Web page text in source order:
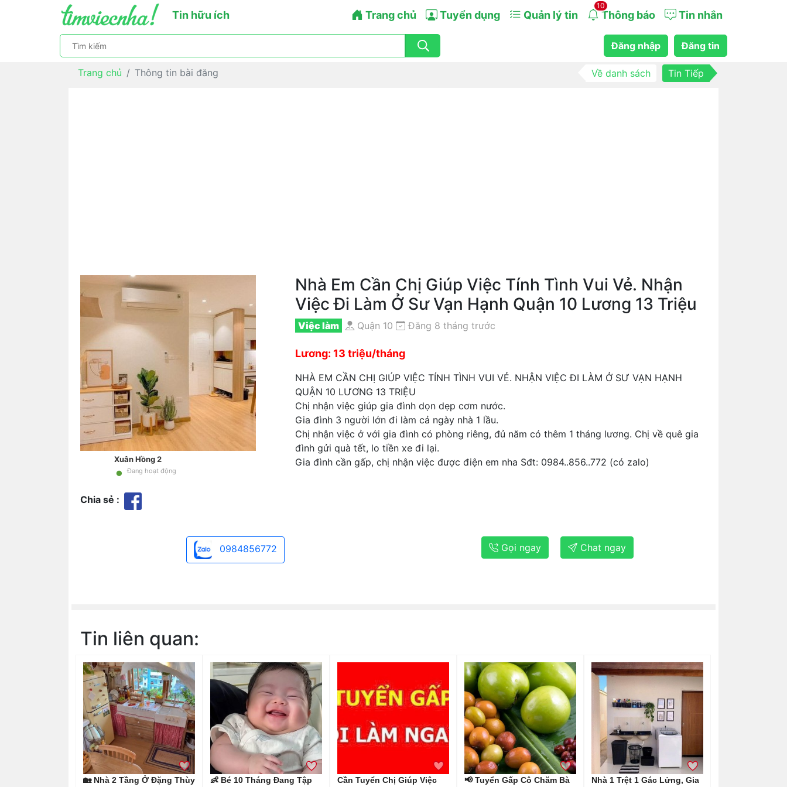
Tin hữu ích Trang chủ Tuyển dụng Quản lý tin
10
Thông báo Tin nhắn
Đăng nhập Đăng tin
Trang chủ Thông tin bài đăng Về danh sách Tin Tiếp
Xuân Hồng 2
• Đang hoạt động
Chia sẻ :
Nhà Em Cần Chị Giúp Việc Tính Tình Vui Vẻ. Nhận
Việc Đi Làm Ở Sư Vạn Hạnh Quận 10 Lương 13 Triệu
Việc làm Quận 10 Đăng 8 tháng trước
Lương: 13 triệu/tháng
NHÀ EM CẦN CHỊ GIÚP VIỆC TÍNH TÌNH VUI VẺ. NHẬN VIỆC ĐI LÀM Ở SƯ VẠN HẠNH
QUẬN 10 LƯƠNG 13 TRIỆU
Chị nhận việc giúp gia đình dọn dẹp cơm nước.
Gia đình 3 người lớn đi làm cả ngày nhà 1 lầu.
Chị nhận việc ở với gia đình có phòng riêng, đủ năm có thêm 1 tháng lương. Chị về quê gia
đình gửi quà tết, lo tiền xe đi lại.
Gia đình cần gấp, chị nhận việc được điện em nha Sđt: 0984..856..772 (có zalo)
0984856772 Gọi ngay Chat ngay
Tin liên quan:
🏡 Nhà 2 Tầng Ở Đặng Thùy
👶 Bé 10 Tháng Đang Tập
Cần Tuyển Chị Giúp Việc
📢 Tuyển Gấp Cô Chăm Bà
Nhà 1 Trệt 1 Gác Lửng, Gia